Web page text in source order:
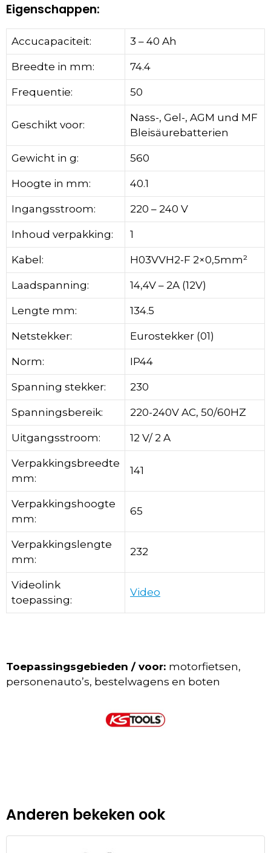
Eigenschappen:
Accucapaciteit: 3 – 40 Ah
Breedte in mm: 74.4
Frequentie: 50
Geschikt voor:
Nass-, Gel-, AGM und MF
Bleisäurebatterien
Gewicht in g: 560
Hoogte in mm: 40.1
Ingangsstroom: 220 – 240 V
Inhoud verpakking: 1
Kabel: H03VVH2-F 2×0,5mm²
Laadspanning: 14,4V – 2A (12V)
Lengte mm: 134.5
Netstekker: Eurostekker (01)
Norm: IP44
Spanning stekker: 230
Spanningsbereik: 220-240V AC, 50/60HZ
Uitgangsstroom: 12 V/ 2 A
Verpakkingsbreedte
mm:
141
Verpakkingshoogte
mm:
65
Verpakkingslengte
mm:
232
Videolink
toepassing:
Video
Toepassingsgebieden / voor: motorfietsen,
personenauto’s, bestelwagens en boten
Anderen bekeken ook